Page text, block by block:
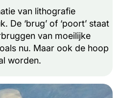
van lithografie
De ‘brug’ of ‘poort’ staat
van moeilijke
nu. Maar ook de hoop
worden.